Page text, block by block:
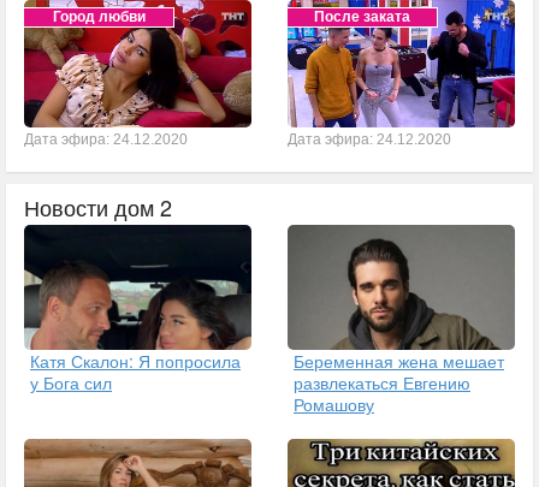
Город любви
Дата эфира: 24.12.2020
После заката
Дата эфира: 24.12.2020
Новости дом 2
Катя Скалон: Я попросила
у Бога сил
Беременная жена мешает
развлекаться Евгению
Ромашову